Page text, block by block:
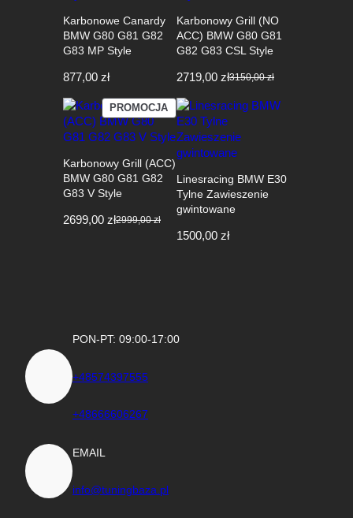
Karbonowe Canardy
BMW G80 G81 G82
G83 MP Style
877,00 zł
Karbonowy Grill (NO
ACC) BMW G80 G81
G82 G83 CSL Style
3150,00zł
Pierwotna
cena
wynosiła:
3150,00 zł.
2719,00 zł
Aktualna
cena
wynosi:
2719,00 zł.
PROMOCJAPRODUKT
W
PROMOCJI
Karbonowy Grill (ACC)
BMW G80 G81 G82
G83 V Style
2999,00zł
Pierwotna
2699,00 zł
Aktualna
Linesracing BMW E30
Tylne Zawieszenie
gwintowane
1500,00 zł
PON-PT: 09:00-17:00
+48574397555
+48666606267
EMAIL
info@tuningbaza.pl